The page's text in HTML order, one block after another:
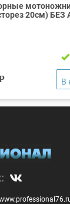
20см) БЕЗ